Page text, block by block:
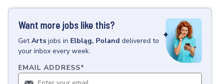
Want more jobs like this?
GetArts jobs in Elbląg, Poland delivered to
your inbox every week.
EMAIL ADDRESS*